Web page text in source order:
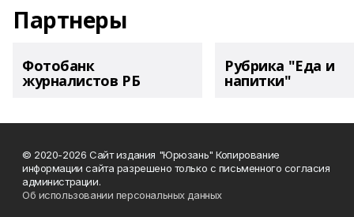
Партнеры
Фотобанк
журналистов РБ
Рубрика "Еда и
напитки"
© 2020-2026 Сайт издания "Юрюзань" Копирование
информации сайта разрешено только с письменного согласия
администрации.
Об использовании персональных данных